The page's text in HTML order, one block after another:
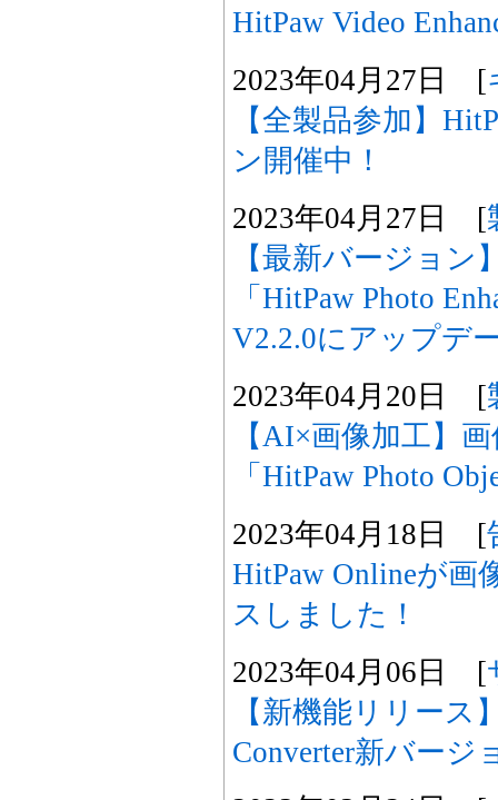
HitPaw Video
2023年04月27日 [
【全製品参加】
ン開催中！
2023年04月27日 [
【最新バージョン
「HitPaw Photo
V2.2.0にアップデ
2023年04月20日 [
【AI×画像加工】
「HitPaw Photo
2023年04月18日 [
HitPaw Onlineが画
スしました！
2023年04月06日 [
【新機能リリース
Converter新バージ